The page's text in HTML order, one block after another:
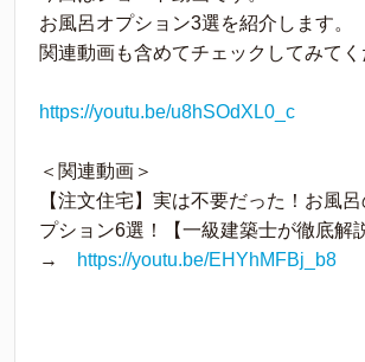
お風呂オプション3選を紹介します。
関連動画も含めてチェックしてみてく
https://youtu.be/u8hSOdXL0_c
＜関連動画＞
【注文住宅】実は不要だった！お風
プション6選！【一級建築士が徹底解
→
https://youtu.be/EHYhMFBj_b8